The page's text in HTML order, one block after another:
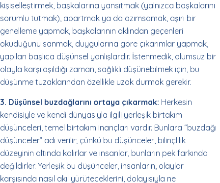
kişiselleştirmek, başkalarına yansıtmak (yalnızca başkalarını
sorumlu tutmak), abartmak ya da azımsamak, aşırı bir
genelleme yapmak, başkalarının aklından geçenleri
okuduğunu sanmak, duygularına göre çıkarımlar yapmak,
yapılan başlıca düşünsel yanlışlardır. İstenmedik, olumsuz bir
olayla karşılaşıldığı zaman, sağlıklı düşünebilmek için, bu
düşünme tuzaklarından özellikle uzak durmak gerekir.
3. Düşünsel buzdağlarını ortaya çıkarmak: Herkesin
kendisiyle ve kendi dünyasıyla ilgili yerleşik birtakım
düşünceleri, temel birtakım inançları vardır. Bunlara “buzdağı
düşünceler” adı verilir; çünkü bu düşünceler, bilinçlilik
düzeyinin altında kalırlar ve insanlar, bunların pek farkında
değildirler. Yerleşik bu düşünceler, insanların, olaylar
karşısında nasıl akıl yürüteceklerini, dolayısıyla ne